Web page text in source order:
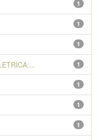
1
1
1
1
1
1
1